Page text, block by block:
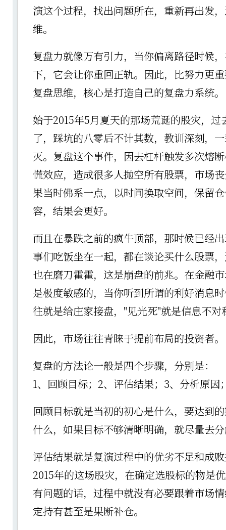
演这个过程，找出问题所在，重新再出发
维。
复盘力就像万有引力，当你偏离路径时候
下，它会让你重回正轨。因此，比努力更
复盘思维，核心是打造自己的复盘力系统。
始于2015年5月夏天的那场荒诞的股灾，过
了，踩坑的八零后不计其数，教训深刻，
灭。复盘这个事件，因去杠杆触发多次熔
慌效应，造成很多人抛空所有股票，市场
果当时佛系一点，以时间换取空间，保留
容，结果会更好。
而且在暴跌之前的疯牛顶部，那时候已经
事们吃饭坐在一起，都在谈论买什么股票
也在磨刀霍霍，这是崩盘的前兆。在金融
是极度敏感的，当你听到所谓的利好消息
往就是给庄家接盘，"见光死"就是信息不
因此，市场往往青睐于提前布局的投资者。
复盘的方法论一般是四个步骤，分别是：
1、回顾目标；2、评估结果；3、分析原因
回顾目标就是当初的初心是什么，要达到
什么，如果目标不够清晰明确，就尽量去
评估结果就是复演过程中的优劣不足和成
2015年的这场股灾，在确定选股标的物是
有问题的话，过程中就没有必要跟着市场
定持有甚至是果断补仓。